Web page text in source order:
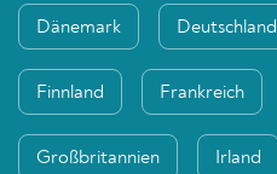
Dänemark Deutschland
Finnland Frankreich
Großbritannien Irland